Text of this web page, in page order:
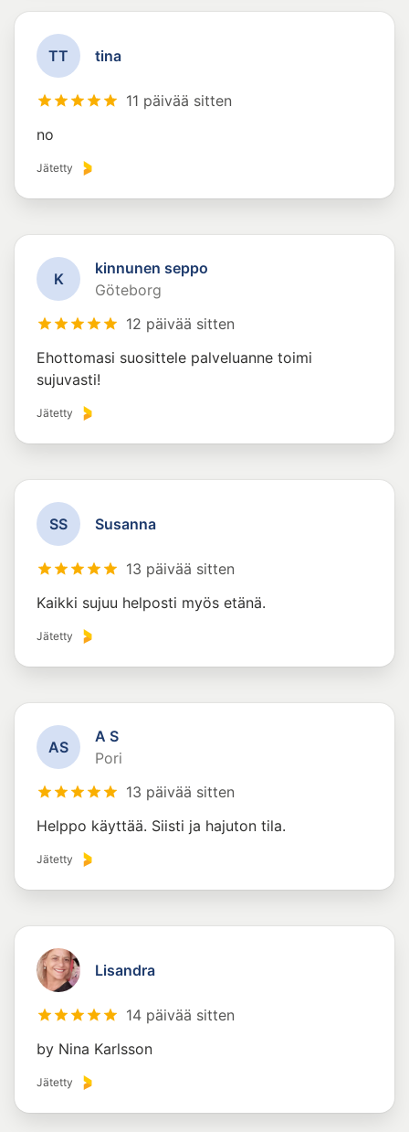
TT tina
11 päivää sitten
no
Jätetty
K
kinnunen seppo
Göteborg
12 päivää sitten
Ehottomasi suosittele palveluanne toimi
sujuvasti!
Jätetty
SS Susanna
13 päivää sitten
Kaikki sujuu helposti myös etänä.
Jätetty
AS
A S
Pori
13 päivää sitten
Helppo käyttää. Siisti ja hajuton tila.
Jätetty
Lisandra
14 päivää sitten
by Nina Karlsson
Jätetty